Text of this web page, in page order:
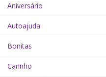
Aniversário
Autoajuda
Bonitas
Carinho